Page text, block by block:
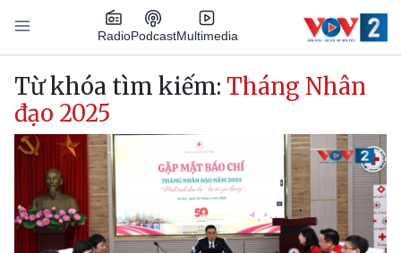
Nhảy đến nội dung
RadioPodcastMultimedia
Main navigation
Từ khóa tìm kiếm: Tháng Nhân
đạo 2025